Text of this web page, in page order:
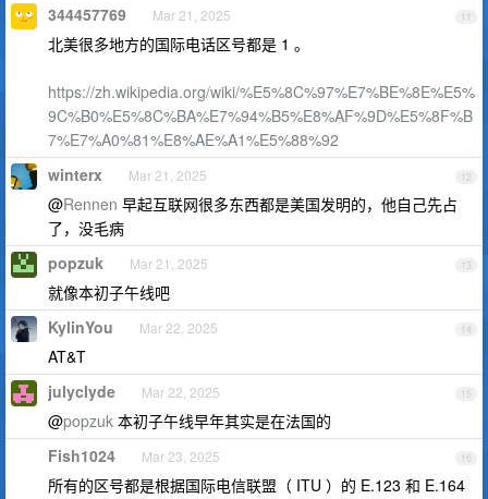
11
344457769 Mar 21, 2025
北美很多地方的国际电话区号都是 1 。
https://zh.wikipedia.org/wiki/%E5%8C%97%E7%BE%8E%E5%
9C%B0%E5%8C%BA%E7%94%B5%E8%AF%9D%E5%8F%B
7%E7%A0%81%E8%AE%A1%E5%88%92
12
winterx Mar 21, 2025
@Rennen 早起互联网很多东西都是美国发明的，他自己先占
了，没毛病
13
popzuk Mar 21, 2025
就像本初子午线吧
14
KylinYou Mar 22, 2025
AT&T
15
julyclyde Mar 22, 2025
@popzuk 本初子午线早年其实是在法国的
16
Fish1024 Mar 23, 2025
所有的区号都是根据国际电信联盟（ ITU ）的 E.123 和 E.164